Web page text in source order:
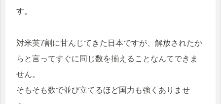
す。
対米英7割に甘んじてきた日本ですが、解放されたか
らと言ってすぐに同じ数を揃えることなんてできま
せん。
そもそも数で並び立てるほど国力も強くありませ